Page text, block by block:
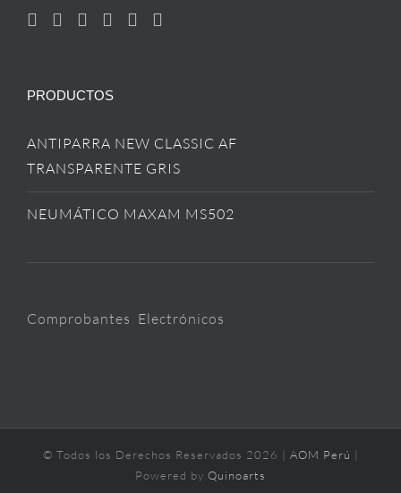
PRODUCTOS
ANTIPARRA NEW CLASSIC AF
TRANSPARENTE GRIS
NEUMÁTICO MAXAM MS502
Comprobantes Electrónicos
© Todos los Derechos Reservados 2026 | AOM Perú |
Powered by Quinoarts